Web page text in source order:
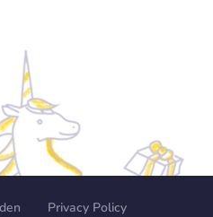
Privacy Policy